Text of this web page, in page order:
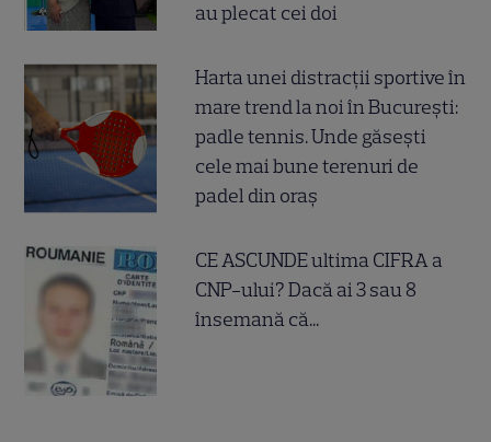
au plecat cei doi
Harta unei distracții sportive în
mare trend la noi în București:
padle tennis. Unde găsești
cele mai bune terenuri de
padel din oraș
CE ASCUNDE ultima CIFRA a
CNP-ului? Dacă ai 3 sau 8
însemană că...